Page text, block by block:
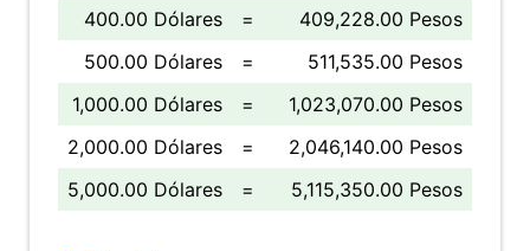
400.00 Dólares
=
409,228.00 Pesos
500.00 Dólares
=
511,535.00 Pesos
1,000.00 Dólares
=
1,023,070.00 Pesos
2,000.00 Dólares
=
2,046,140.00 Pesos
5,000.00 Dólares
= 5,115,350.00 Pesos